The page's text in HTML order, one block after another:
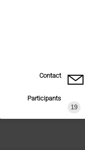
Contact
Participants
19